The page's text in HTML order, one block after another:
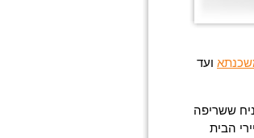
ועד
ששריפה
הבית